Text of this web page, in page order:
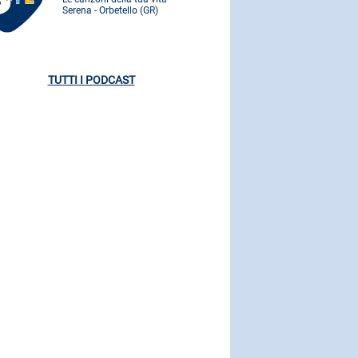
Serena - Orbetello (GR)
TUTTI I PODCAST